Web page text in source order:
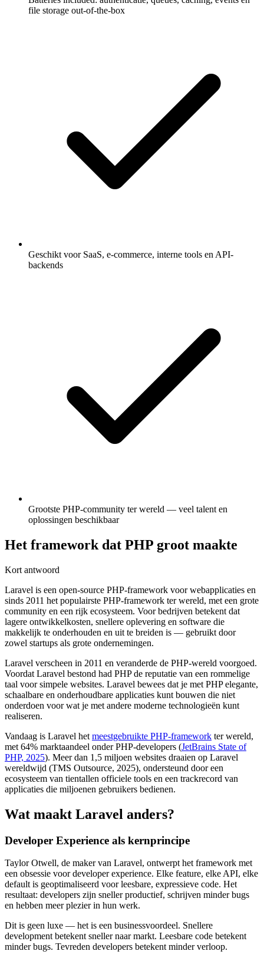
file storage out-of-the-box
Geschikt voor SaaS, e-commerce, interne tools en API-
backends
Grootste PHP-community ter wereld — veel talent en
oplossingen beschikbaar
Het framework dat PHP groot maakte
Kort antwoord
Laravel is een open-source PHP-framework voor webapplicaties en
sinds 2011 het populairste PHP-framework ter wereld, met een grote
community en een rijk ecosysteem. Voor bedrijven betekent dat
lagere ontwikkelkosten, snellere oplevering en software die
makkelijk te onderhouden en uit te breiden is — gebruikt door
zowel startups als grote ondernemingen.
Laravel verscheen in 2011 en veranderde de PHP-wereld voorgoed.
Voordat Laravel bestond had PHP de reputatie van een rommelige
taal voor simpele websites. Laravel bewees dat je met PHP elegante,
schaalbare en onderhoudbare applicaties kunt bouwen die niet
onderdoen voor wat je met andere moderne technologieën kunt
realiseren.
Vandaag is Laravel het meestgebruikte PHP-framework ter wereld,
met 64% marktaandeel onder PHP-developers (JetBrains State of
PHP, 2025). Meer dan 1,5 miljoen websites draaien op Laravel
wereldwijd (TMS Outsource, 2025), ondersteund door een
ecosysteem van tientallen officiele tools en een trackrecord van
applicaties die miljoenen gebruikers bedienen.
Wat maakt Laravel anders?
Developer Experience als kernprincipe
Taylor Otwell, de maker van Laravel, ontwerpt het framework met
een obsessie voor developer experience. Elke feature, elke API, elke
default is geoptimaliseerd voor leesbare, expressieve code. Het
resultaat: developers zijn sneller productief, schrijven minder bugs
en hebben meer plezier in hun werk.
Dit is geen luxe — het is een businessvoordeel. Snellere
development betekent sneller naar markt. Leesbare code betekent
minder bugs. Tevreden developers betekent minder verloop.